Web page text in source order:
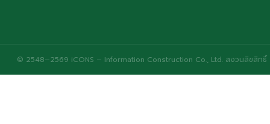
© 2548–2569 iCONS – Information Construction Co., Ltd. สงวนลิขสิทธิ์